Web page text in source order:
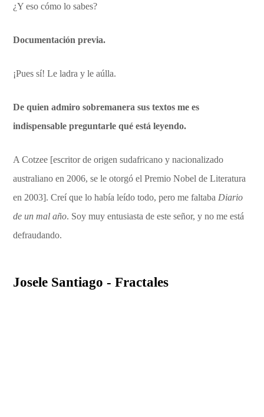
¿Y eso cómo lo sabes?
Documentación previa.
¡Pues sí! Le ladra y le aúlla.
De quien admiro sobremanera sus textos me es
indispensable preguntarle qué está leyendo.
A Cotzee [escritor de origen sudafricano y nacionalizado
australiano en 2006, se le otorgó el Premio Nobel de Literatura
en 2003]. Creí que lo había leído todo, pero me faltaba Diario
de un mal año. Soy muy entusiasta de este señor, y no me está
defraudando.
Josele Santiago - Fractales